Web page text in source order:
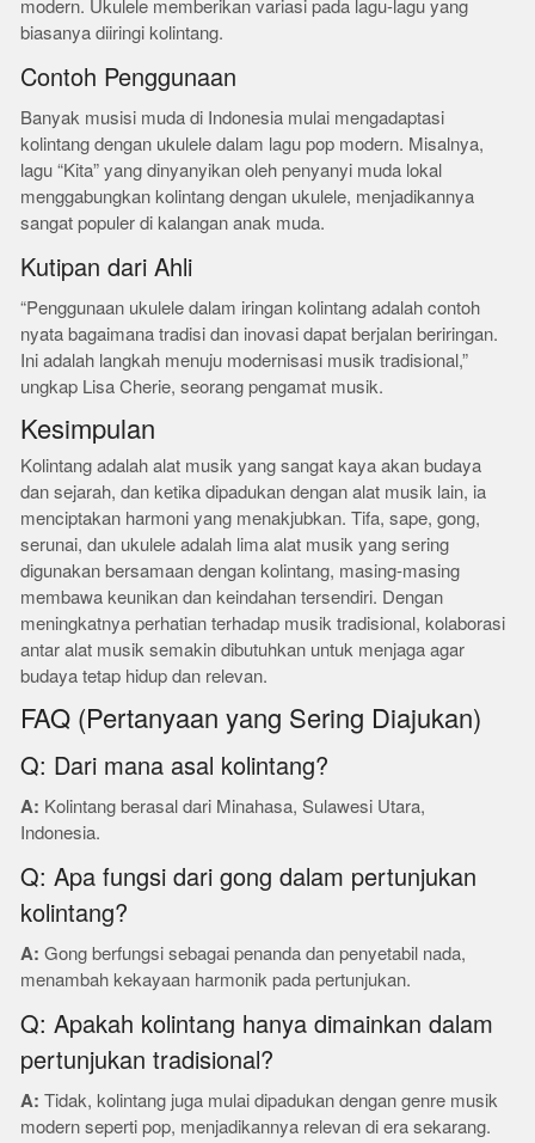
modern. Ukulele memberikan variasi pada lagu-lagu yang
biasanya diiringi kolintang.
Contoh Penggunaan
Banyak musisi muda di Indonesia mulai mengadaptasi
kolintang dengan ukulele dalam lagu pop modern. Misalnya,
lagu “Kita” yang dinyanyikan oleh penyanyi muda lokal
menggabungkan kolintang dengan ukulele, menjadikannya
sangat populer di kalangan anak muda.
Kutipan dari Ahli
“Penggunaan ukulele dalam iringan kolintang adalah contoh
nyata bagaimana tradisi dan inovasi dapat berjalan beriringan.
Ini adalah langkah menuju modernisasi musik tradisional,”
ungkap Lisa Cherie, seorang pengamat musik.
Kesimpulan
Kolintang adalah alat musik yang sangat kaya akan budaya
dan sejarah, dan ketika dipadukan dengan alat musik lain, ia
menciptakan harmoni yang menakjubkan. Tifa, sape, gong,
serunai, dan ukulele adalah lima alat musik yang sering
digunakan bersamaan dengan kolintang, masing-masing
membawa keunikan dan keindahan tersendiri. Dengan
meningkatnya perhatian terhadap musik tradisional, kolaborasi
antar alat musik semakin dibutuhkan untuk menjaga agar
budaya tetap hidup dan relevan.
FAQ (Pertanyaan yang Sering Diajukan)
Q: Dari mana asal kolintang?
A: Kolintang berasal dari Minahasa, Sulawesi Utara,
Indonesia.
Q: Apa fungsi dari gong dalam pertunjukan
kolintang?
A: Gong berfungsi sebagai penanda dan penyetabil nada,
menambah kekayaan harmonik pada pertunjukan.
Q: Apakah kolintang hanya dimainkan dalam
pertunjukan tradisional?
A: Tidak, kolintang juga mulai dipadukan dengan genre musik
modern seperti pop, menjadikannya relevan di era sekarang.